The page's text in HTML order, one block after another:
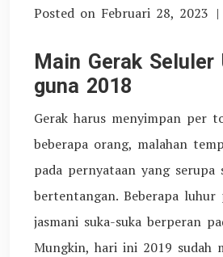
Posted on Februari 28, 2023
Main Gerak Seluler
guna 2018
Gerak harus menyimpan per
beberapa orang, malahan
pada pernyataan yang serupa
bertentangan. Beberapa luhur
jasmani suka-suka berperan
Mungkin, hari ini 2019 sudah